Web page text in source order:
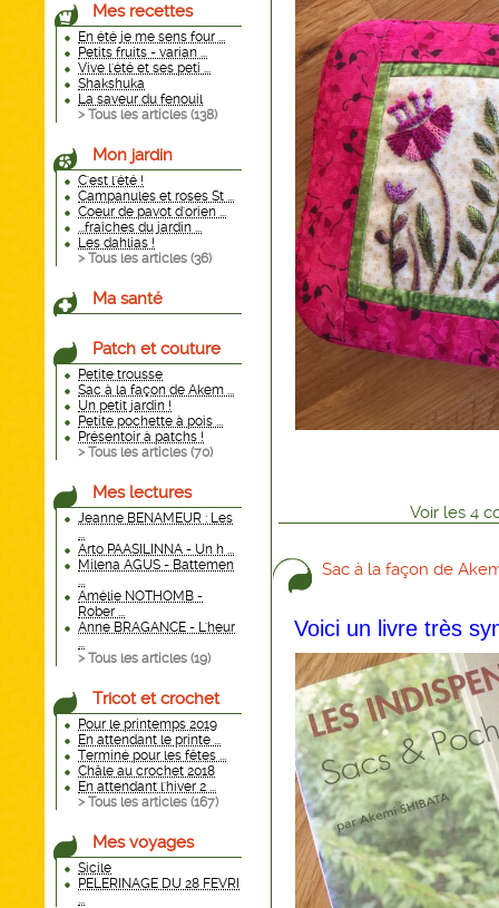
Mes recettes
En été je me sens four ...
Petits fruits - varian ...
Vive l'été et ses peti ...
Shakshuka
La saveur du fenouil
> Tous les articles (138)
Mon jardin
C'est l'été !
Campanules et roses St ...
Coeur de pavot d'orien ...
...fraîches du jardin ...
Les dahlias !
> Tous les articles (36)
Ma santé
Patch et couture
Petite trousse
Sac à la façon de Akem ...
Un petit jardin !
Petite pochette à pois ...
Présentoir à patchs !
> Tous les articles (70)
Mes lectures
Jeanne BENAMEUR : Les
...
Arto PAASILINNA - Un h ...
Milena AGUS - Battemen
...
Amélie NOTHOMB -
Rober ...
Anne BRAGANCE - L'heur
...
> Tous les articles (19)
Tricot et crochet
Pour le printemps 2019
En attendant le printe ...
Terminé pour les fêtes ...
Châle au crochet 2018
En attendant l'hiver 2 ...
> Tous les articles (167)
Mes voyages
Sicile
PELERINAGE DU 28 FEVRI
...
Voir les 4
Sac à la façon de
Voici un livre très